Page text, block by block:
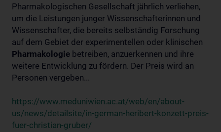
Pharmakologischen Gesellschaft jährlich verliehen,
um die Leistungen junger Wissenschafterinnen und
Wissenschafter, die bereits selbständig Forschung
auf dem Gebiet der experimentellen oder klinischen
Pharmakologie betreiben, anzuerkennen und ihre
weitere Entwicklung zu fördern. Der Preis wird an
Personen vergeben...
https://www.meduniwien.ac.at/web/en/about-
us/news/detailsite/in-german-heribert-konzett-preis-
fuer-christian-gruber/